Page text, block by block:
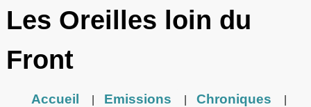
Les Oreilles loin du
Front
Accueil Emissions Chroniques